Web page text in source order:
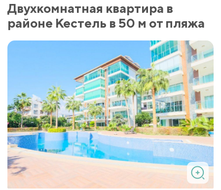
Двухкомнатная квартира в
районе Кестель в 50 м от пляжа